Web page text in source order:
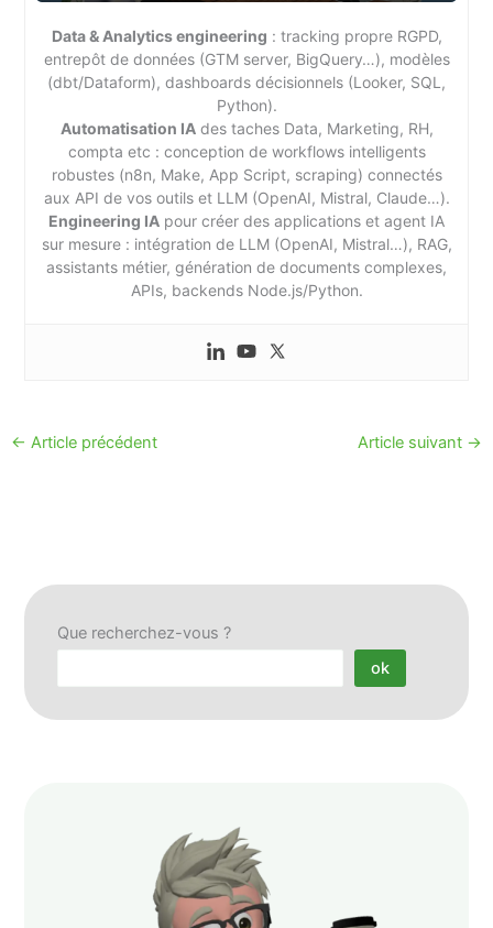
Data & Analytics engineering : tracking propre RGPD,
entrepôt de données (GTM server, BigQuery…), modèles
(dbt/Dataform), dashboards décisionnels (Looker, SQL,
Python).
Automatisation IAdes taches Data, Marketing, RH,
compta etc : conception de workflows intelligents
robustes (n8n, Make, App Script, scraping) connectés
aux API de vos outils et LLM (OpenAI, Mistral, Claude…).
Engineering IA pour créer des applications et agent IA
sur mesure : intégration de LLM (OpenAI, Mistral…), RAG,
assistants métier, génération de documents complexes,
APIs, backends Node.js/Python.
← Article précédent Article suivant →
Que recherchez-vous ?
ok